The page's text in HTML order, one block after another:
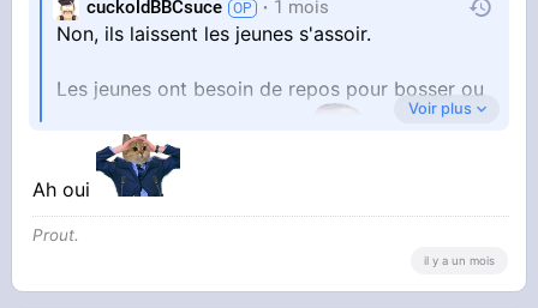
cuckoldBBCsuce 1 mois
Non, ils laissent les jeunes s'assoir.
Les jeunes ont besoin de repos pour bosser ou
pour aller à France travail
Voir plus
Ah oui
Prout.
il y a un mois